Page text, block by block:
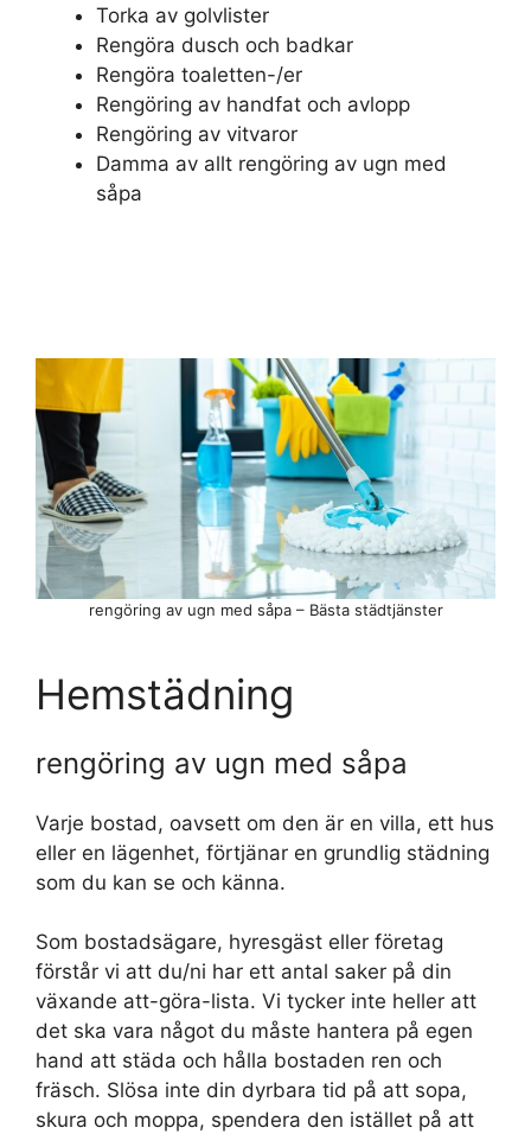
Torka av golvlister
Rengöra dusch och badkar
Rengöra toaletten-/er
Rengöring av handfat och avlopp
Rengöring av vitvaror
Damma av allt rengöring av ugn med
såpa
rengöring av ugn med såpa – Bästa städtjänster
Hemstädning
rengöring av ugn med såpa
Varje bostad, oavsett om den är en villa, ett hus
eller en lägenhet, förtjänar en grundlig städning
som du kan se och känna.
Som bostadsägare, hyresgäst eller företag
förstår vi att du/ni har ett antal saker på din
växande att-göra-lista. Vi tycker inte heller att
det ska vara något du måste hantera på egen
hand att städa och hålla bostaden ren och
fräsch. Slösa inte din dyrbara tid på att sopa,
skura och moppa, spendera den istället på att